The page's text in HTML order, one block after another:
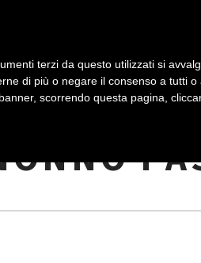
A
V
G
Z
IN
terzi da questo utilizzati si
di più o negare il consenso a tutti
scorrendo questa pagina,